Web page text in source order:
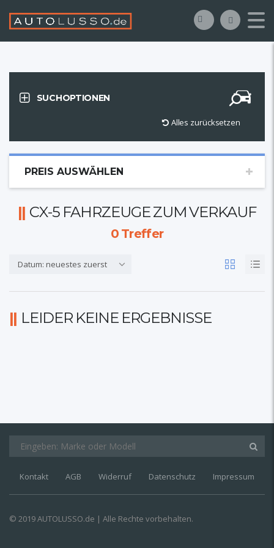
SUCHOPTIONEN
Alles zurücksetzen
PREIS AUSWÄHLEN
CX-5 FAHRZEUGE ZUM VERKAUF
0Treffer
Datum: neuestes zuerst
LEIDER KEINE ERGEBNISSE
Kontakt AGB Widerruf Datenschutz Impressum
© 2019 AUTOLUSSO.de | Alle Rechte vorbehalten.